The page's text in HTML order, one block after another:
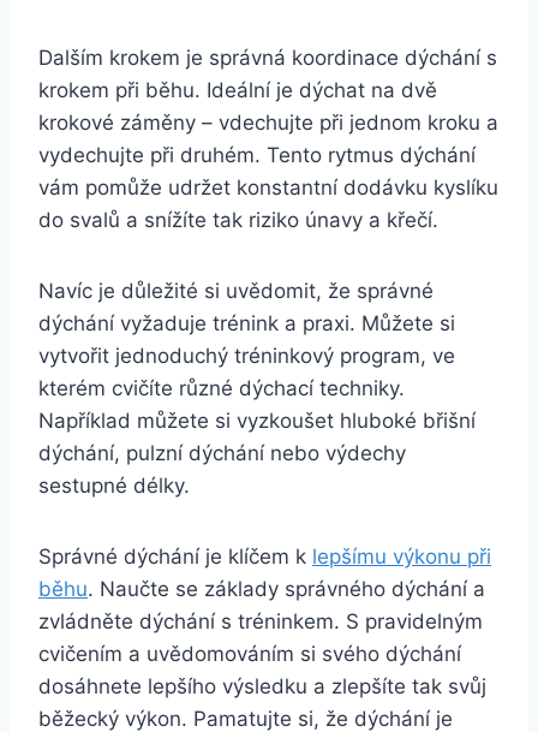
Dalším krokem je správná koordinace dýchání s
krokem při běhu. Ideální je dýchat na dvě
krokové záměny – vdechujte při jednom kroku a
vydechujte při druhém. Tento rytmus dýchání
vám pomůže udržet konstantní dodávku kyslíku
do svalů a snížíte tak riziko únavy a křečí.
Navíc je důležité si uvědomit, že správné
dýchání vyžaduje trénink a praxi. Můžete si
vytvořit jednoduchý tréninkový program, ve
kterém cvičíte různé dýchací techniky.
Například můžete si vyzkoušet hluboké břišní
dýchání, pulzní dýchání nebo výdechy
sestupné délky.
Správné dýchání je klíčem k lepšímu výkonu při
běhu. Naučte se základy správného dýchání a
zvládněte dýchání s tréninkem. S pravidelným
cvičením a uvědomováním si svého dýchání
dosáhnete lepšího výsledku a zlepšíte tak svůj
běžecký výkon. Pamatujte si, že dýchání je